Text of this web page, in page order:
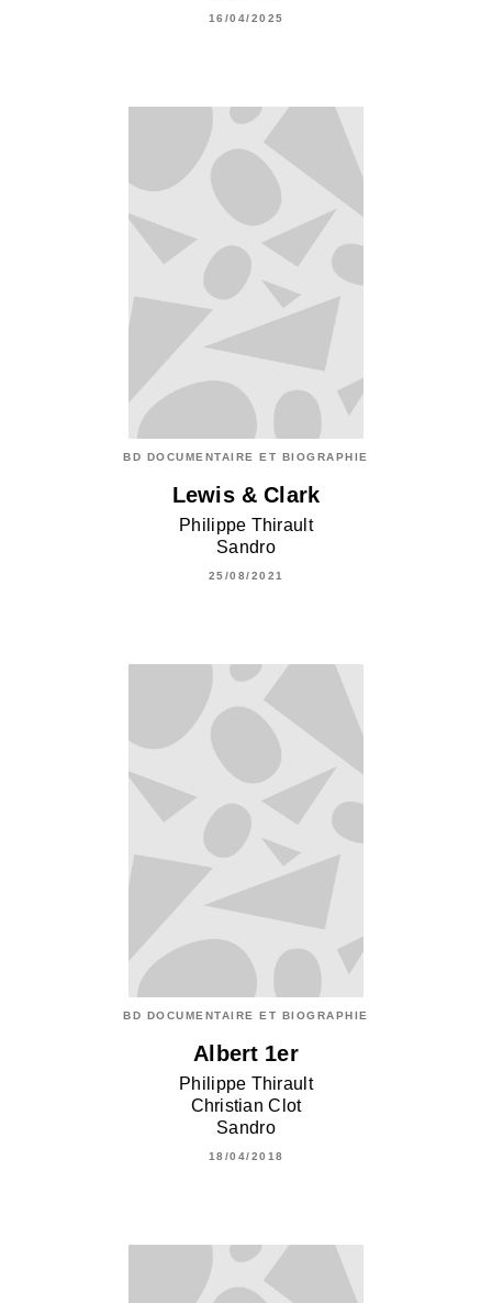
16/04/2025
BD DOCUMENTAIRE ET BIOGRAPHIE
Lewis & Clark
Philippe Thirault
Sandro
25/08/2021
BD DOCUMENTAIRE ET BIOGRAPHIE
Albert 1er
Philippe Thirault
Christian Clot
Sandro
18/04/2018